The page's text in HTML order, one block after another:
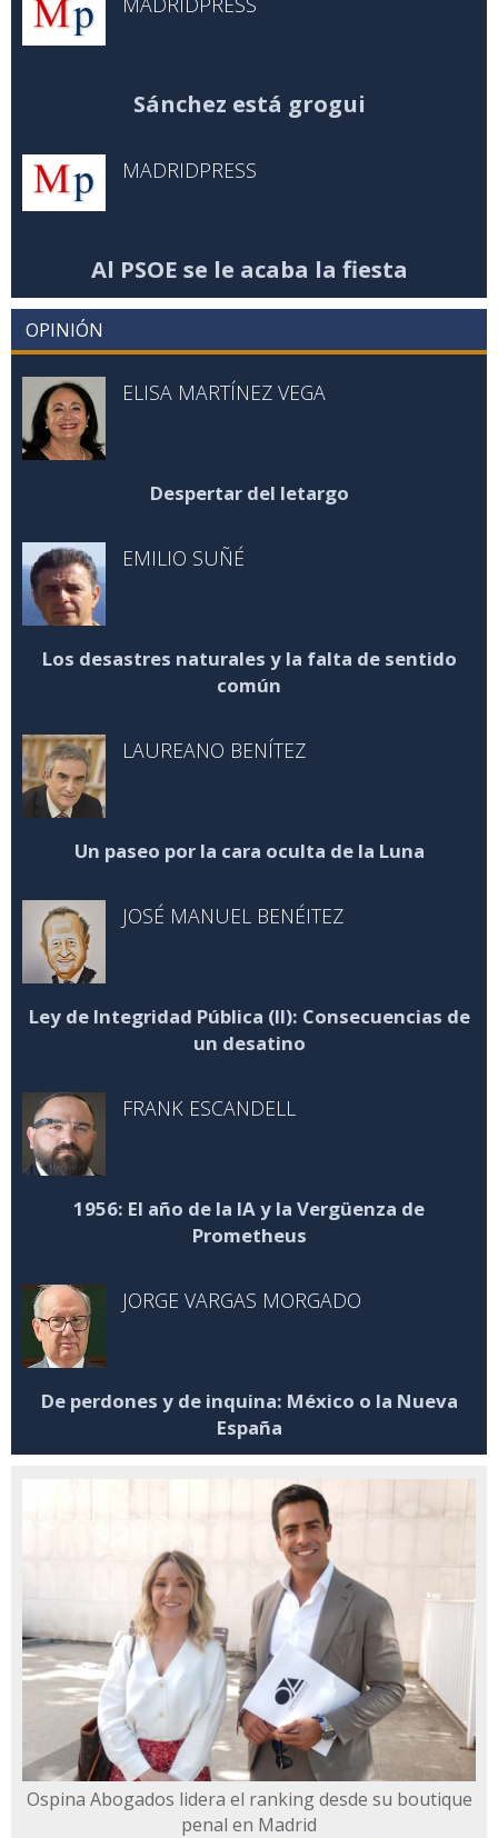
Sánchez está grogui
MADRIDPRESS
Al PSOE se le acaba la fiesta
OPINIÓN
ELISA MARTÍNEZ VEGA
Despertar del letargo
EMILIO SUÑÉ
Los desastres naturales y la falta de sentido
común
LAUREANO BENÍTEZ
Un paseo por la cara oculta de la Luna
JOSÉ MANUEL BENÉITEZ
Ley de Integridad Pública (II): Consecuencias de
un desatino
FRANK ESCANDELL
1956: El año de la IA y la Vergüenza de
Prometheus
JORGE VARGAS MORGADO
De perdones y de inquina: México o la Nueva
España
Ospina Abogados lidera el ranking desde su boutique
penal en Madrid